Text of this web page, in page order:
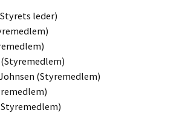
leder)
(Styremedlem)